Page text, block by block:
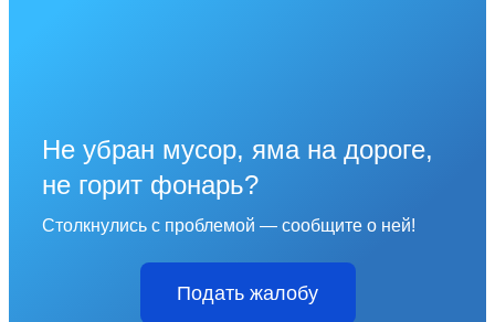
Не убран мусор, яма на дороге,
не горит фонарь?
Столкнулись с проблемой — сообщите о ней!
Подать жалобу